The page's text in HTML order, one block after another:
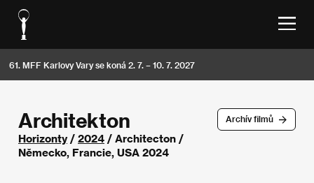
61. MFF Karlovy Vary se koná 2. 7. – 10. 7. 2027
Archív filmů
Architekton
Horizonty/ 2024 / Architecton /
Německo, Francie, USA 2024